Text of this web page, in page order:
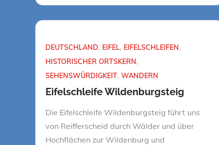
DEUTSCHLAND EIFEL EIFELSCHLEIFEN
HISTORISCHER ORTSKERN
SEHENSWÜRDIGKEIT WANDERN
Eifelschleife Wildenburgsteig
Die Eifelschleife Wildenburgsteig führt uns
von Reifferscheid durch Wälder und über
Hochflächen zur Wildenburg und